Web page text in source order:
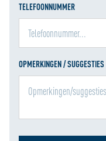
TELEFOONNUMMER
OPMERKINGEN / SUGGESTIES